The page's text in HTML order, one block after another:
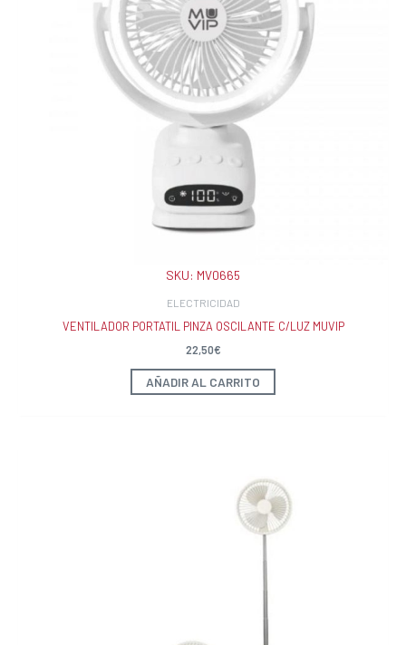
SKU: MV0665
ELECTRICIDAD
VENTILADOR PORTATIL PINZA OSCILANTE C/LUZ MUVIP
22,50€
AÑADIR AL CARRITO